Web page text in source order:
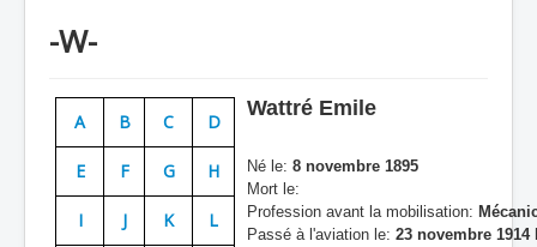
Chronologie
Escadrilles
Organisation
Avions
Personnels
-W-
A B C D
E F G H
I J K L
Wattré Emile
Né le: 8 novembre 1895
Mort le:
Profession avant la mobilisation:
Passé à l'aviation le: 23 novembre 1914